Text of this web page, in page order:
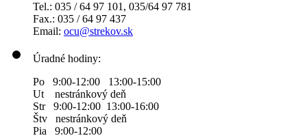
Tel.: 035 / 64 97 101, 035/64 97 781
Fax.: 035 / 64 97 437
Email: ocu@strekov.sk
Úradné hodiny:
Po 9:00-12:00 13:00-15:00
Ut nestránkový deň
Str 9:00-12:00 13:00-16:00
Štv nestránkový deň
Pia 9:00-12:00